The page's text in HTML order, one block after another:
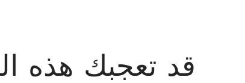
قد تعجبك هذه